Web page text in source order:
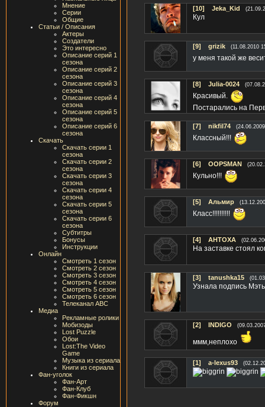
Мнение
Серии
Общие
Статьи / Описания
Актеры
Создатели
Это интересно
Описание серий 1
сезона
Описание серий 2
сезона
Описание серий 3
сезона
Описание серий 4
сезона
Описание серий 5
сезона
Описание серий 6
сезона
Скачать
Скачать серии 1
сезона
Скачать серии 2
сезона
Скачать серии 3
сезона
Скачать серии 4
сезона
Скачать серии 5
сезона
Скачать серии 6
сезона
Субтитры
Бонусы
Инструкции
Онлайн
Смотреть 1 сезон
Смотреть 2 сезон
Смотреть 3 сезон
Смотреть 4 сезон
Смотреть 5 сезон
Смотреть 6 сезон
Телеканал ABC
Медиа
Рекламные ролики
Мобизоды
Lost Puzzle
Обои
Lost:The Video
Game
Музыка из сериала
Книги из сериала
Фан-уголок
Фан-Арт
Фан-Клуб
Фан-Фикшн
Форум
[10] Jeka_Kid
Кул
[9] grizik (11.08.2010
у меня такой же
[8] Julia-0024
Красивый.
Постарались на
[7] nikfil74
Классный!!!
[6] OOPSMAN
Кульно!!!
[5] Альмир
Класс!!!!!!!!!!
[4] AHTOXA
На заставке стоял
[3] tanushka15
Узнала подпись
[2] INDIGO
ммм,неплохо
[1] a-lexus93